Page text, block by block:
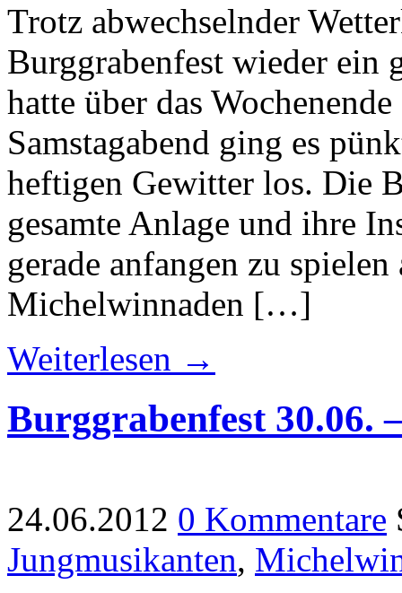
Trotz abwechselnder
Burggrabenfest wieder ein
hatte über das
Samstagabend ging es
heftigen Gewitter los. Die
gesamte Anlage und ihre
gerade anfangen zu
Michelwinnaden […]
Weiterlesen →
Burggrabenfest 30.06.
24.06.2012 0 Kommentare
Jungmusikanten,